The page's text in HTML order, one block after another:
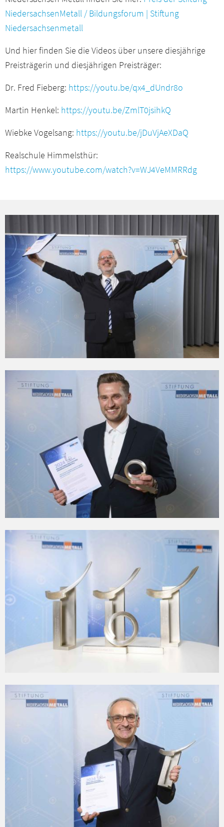
NiedersachsenMetall / Bildungsforum | Stiftung
Niedersachsenmetall
Und hier finden Sie die Videos über unsere diesjährige
Preisträgerin und diesjährigen Preisträger:
Dr. Fred Fieberg: https://youtu.be/qx4_dUndr8o
Martin Henkel: https://youtu.be/ZmlT0jsihkQ
Wiebke Vogelsang: https://youtu.be/jDuVjAeXDaQ
Realschule Himmelsthür:
https://www.youtube.com/watch?v=WJ4VeMMRRdg